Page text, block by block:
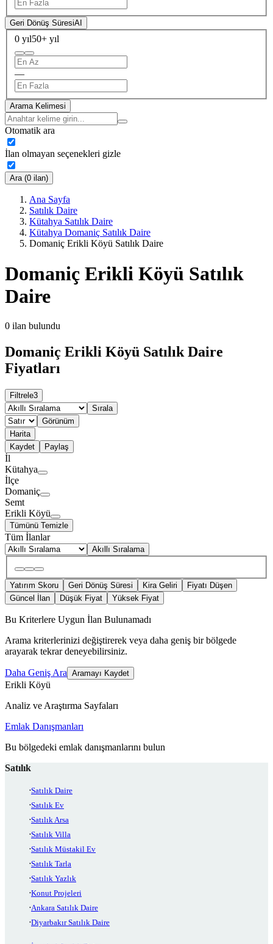
Geri Dönüş SüresiAI
0 yıl50+ yıl
—
Arama Kelimesi
Otomatik ara
İlan olmayan seçenekleri gizle
Ara (0 ilan)
Ana Sayfa
Satılık Daire
Kütahya Satılık Daire
Kütahya Domaniç Satılık Daire
Domaniç Erikli Köyü Satılık Daire
Domaniç Erikli Köyü Satılık
Daire
0 ilan bulundu
Domaniç Erikli Köyü Satılık Daire
Fiyatları
Filtrele3
Sırala
Görünüm
Harita
Kaydet
Paylaş
İl
Kütahya
İlçe
Domaniç
Semt
Erikli Köyü
Tümünü Temizle
Tüm İlanlar
Akıllı Sıralama
Yatırım Skoru Geri Dönüş Süresi Kira Geliri
Fiyatı Düşen
Güncel İlan
Düşük Fiyat Yüksek Fiyat
Bu Kriterlere Uygun İlan Bulunamadı
Arama kriterlerinizi değiştirerek veya daha geniş bir bölgede
arayarak tekrar deneyebilirsiniz.
Daha Geniş Ara Aramayı Kaydet
Erikli Köyü
Analiz ve Araştırma Sayfaları
Emlak Danışmanları
Bu bölgedeki emlak danışmanlarını bulun
Satılık
Satılık Daire
Satılık Ev
Satılık Arsa
Satılık Villa
Satılık Müstakil Ev
Satılık Tarla
Satılık Yazlık
Konut Projeleri
Ankara Satılık Daire
Diyarbakır Satılık Daire